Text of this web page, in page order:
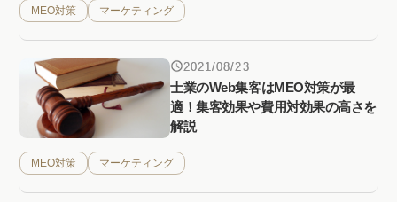
MEO対策 マーケティング
2021/08/23
士業のWeb集客はMEO対策が最
適！集客効果や費用対効果の高さを
解説
MEO対策 マーケティング